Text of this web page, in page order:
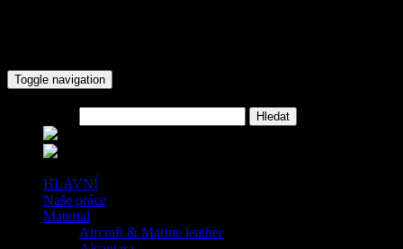
Toggle navigation
Hledat
HLAVNÍ
Naše práce
Material
Aircraft & Marine leather